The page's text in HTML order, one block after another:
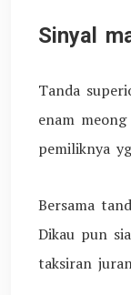
Sinyal
Tanda
enam
pemiliknya
Bersama
Dikau pun
taksiran